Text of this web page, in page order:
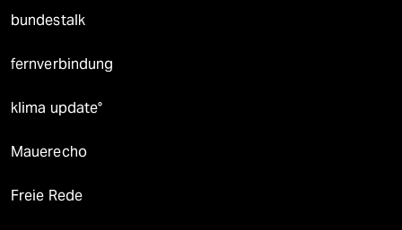
bundestalk
fernverbindung
klima update°
Mauerecho
Freie Rede